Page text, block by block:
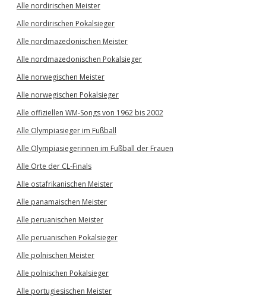
Alle nordirischen Meister
Alle nordirischen Pokalsieger
Alle nordmazedonischen Meister
Alle nordmazedonischen Pokalsieger
Alle norwegischen Meister
Alle norwegischen Pokalsieger
Alle offiziellen WM-Songs von 1962 bis 2002
Alle Olympiasieger im Fußball
Alle Olympiasiegerinnen im Fußball der Frauen
Alle Orte der CL-Finals
Alle ostafrikanischen Meister
Alle panamaischen Meister
Alle peruanischen Meister
Alle peruanischen Pokalsieger
Alle polnischen Meister
Alle polnischen Pokalsieger
Alle portugiesischen Meister